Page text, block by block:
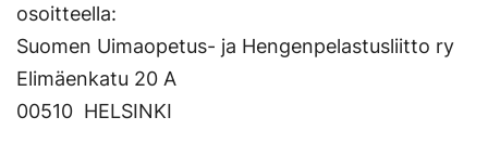
osoitteella:
Suomen Uimaopetus- ja Hengenpelastusliitto ry
Elimäenkatu 20 A
00510 HELSINKI